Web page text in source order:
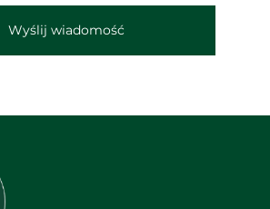
Wyślij wiadomość